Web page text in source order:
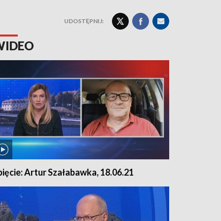
UDOSTĘPNIJ:
Artur Szałabawka, 18.06.21